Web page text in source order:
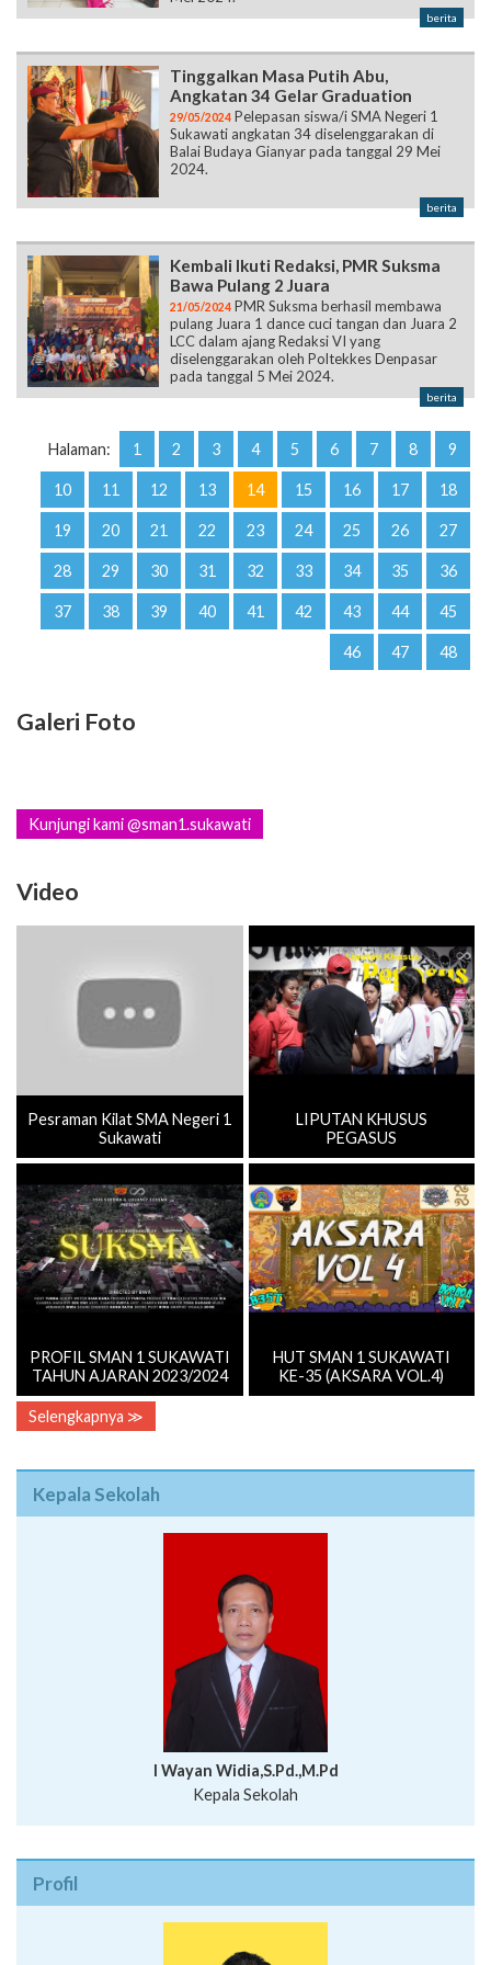
berita
Tinggalkan Masa Putih Abu,
Angkatan 34 Gelar Graduation
29/05/2024 Pelepasan siswa/i SMA Negeri 1
Sukawati angkatan 34 diselenggarakan di
Balai Budaya Gianyar pada tanggal 29 Mei
2024.
berita
Kembali Ikuti Redaksi, PMR Suksma
Bawa Pulang 2 Juara
21/05/2024 PMR Suksma berhasil membawa
pulang Juara 1 dance cuci tangan dan Juara 2
LCC dalam ajang Redaksi VI yang
diselenggarakan oleh Poltekkes Denpasar
pada tanggal 5 Mei 2024.
berita
Halaman: 1 2 3 4 5 6 7 8 9
10 11 12 13 14 15 16 17 18
19 20 21 22 23 24 25 26 27
28 29 30 31 32 33 34 35 36
37 38 39 40 41 42 43 44 45
46 47 48
Galeri Foto
Kunjungi kami @sman1.sukawati
Video
Pesraman Kilat SMA Negeri 1
Sukawati
LIPUTAN KHUSUS
PEGASUS
PROFIL SMAN 1 SUKAWATI
TAHUN AJARAN 2023/2024
HUT SMAN 1 SUKAWATI
KE-35 (AKSARA VOL.4)
Selengkapnya ≫
Kepala Sekolah
I Wayan Widia,S.Pd.,M.Pd
Kepala Sekolah
Profil